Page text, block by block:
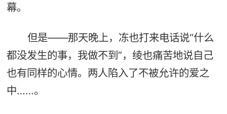
幕。
但是——那天晚上，冻也打来电话说“什么
都没发生的事，我做不到”，绫也痛苦地说自己
也有同样的心情。两人陷入了不被允许的爱之
中……。